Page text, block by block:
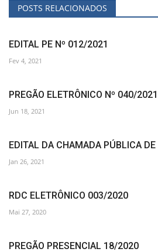
POSTS RELACIONADOS
EDITAL PE Nº 012/2021
Fev 4, 2021
PREGÃO ELETRÔNICO Nº 040/
Jun 18, 2021
EDITAL DA CHAMADA PÚBLICA
Jan 26, 2021
RDC ELETRÔNICO 003/2020
Mai 27, 2020
PREGÃO PRESENCIAL 18/2020